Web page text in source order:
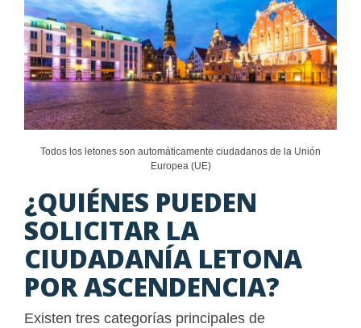
Todos los letones son automáticamente ciudadanos de la Unión
Europea (UE)
¿QUIÉNES PUEDEN
SOLICITAR LA
CIUDADANÍA LETONA
POR ASCENDENCIA?
Existen tres categorías principales de